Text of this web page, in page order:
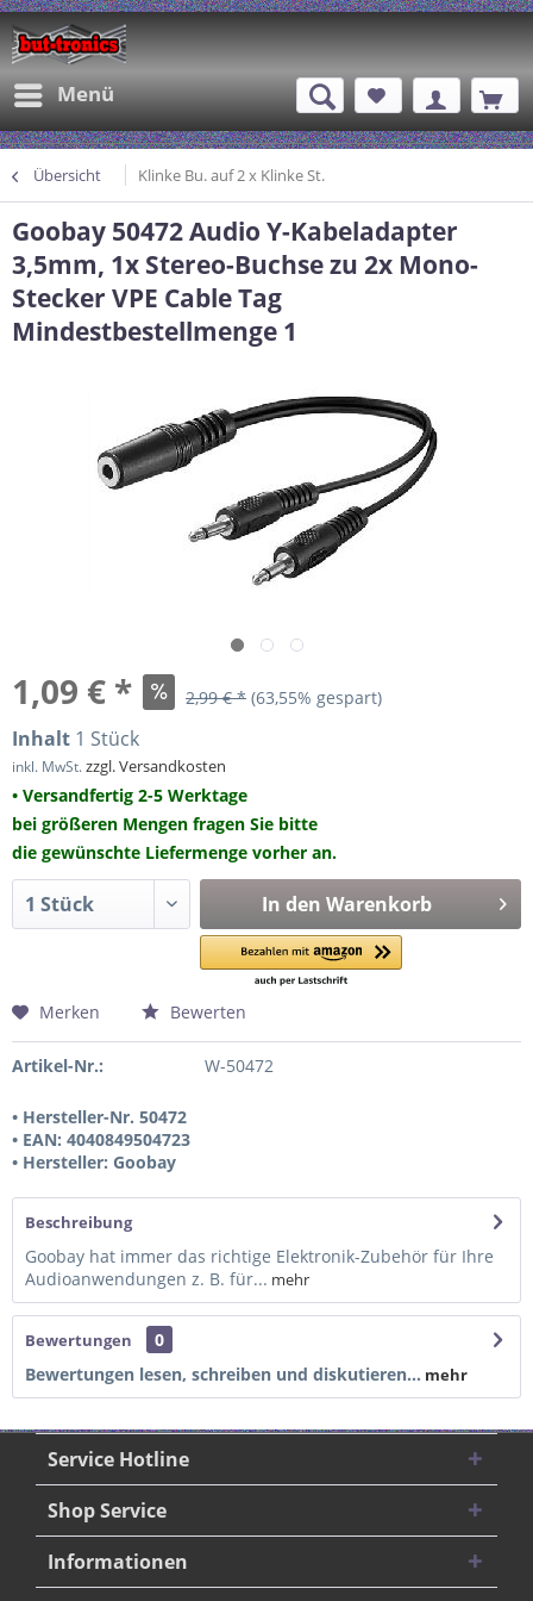
Menü
Übersicht Klinke Bu. auf 2 x Klinke St.
Goobay 50472 Audio Y-Kabeladapter
3,5mm, 1x Stereo-Buchse zu 2x Mono-
Stecker VPE Cable Tag
Mindestbestellmenge 1
1,09 € * 2,99 € * (63,55% gespart)
Inhalt 1 Stück
inkl. MwSt.zzgl. Versandkosten
• Versandfertig 2-5 Werktage
bei größeren Mengen fragen Sie bitte
die gewünschte Liefermenge vorher an.
In den Warenkorb
Merken Bewerten
Artikel-Nr.: W-50472
• Hersteller-Nr. 50472
• EAN: 4040849504723
• Hersteller: Goobay
Beschreibung
Goobay hat immer das richtige Elektronik-Zubehör für Ihre
Audioanwendungen z. B. für... mehr
Bewertungen
0
Bewertungen lesen, schreiben und diskutieren... mehr
Service Hotline
Shop Service
Informationen